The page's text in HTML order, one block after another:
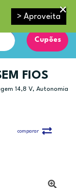
> Aproveita
Cupões
FIOS
14,8 V, Autonomia
comparar